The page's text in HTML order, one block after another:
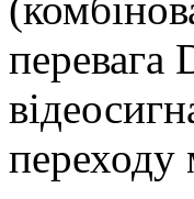
перевага
переходу